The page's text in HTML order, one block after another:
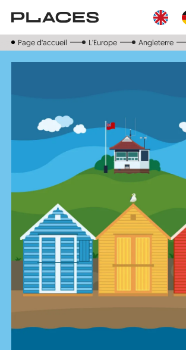
contenu
Page d‘accueil L'Europe Angleterre